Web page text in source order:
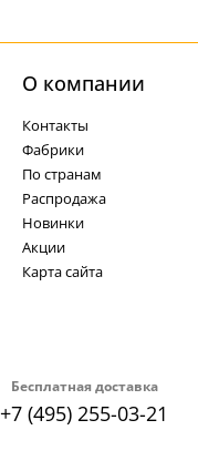
Бесплатная доставка
+7 (495) 255-03-21
О компании
Контакты
Фабрики
По странам
Распродажа
Новинки
Акции
Карта сайта